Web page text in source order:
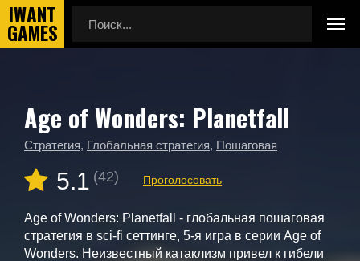
Главная
Новые игры
Age of Wonders: Planetfall
Age of Wonders: Planetfall
Стратегия, Глобальная стратегия, Пошаговая
5.1 (42) Проголосовать
Age of Wonders: Planetfall - глобальная пошаговая
стратегия в sci-fi сеттинге, 5-я игра в серии Age of
Wonders. Неизвестный катаклизм привел к гибели